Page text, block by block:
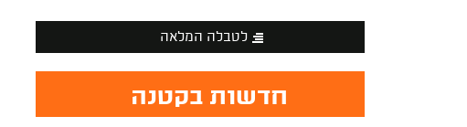
לטבלה המלאה
חדשות בקטנה